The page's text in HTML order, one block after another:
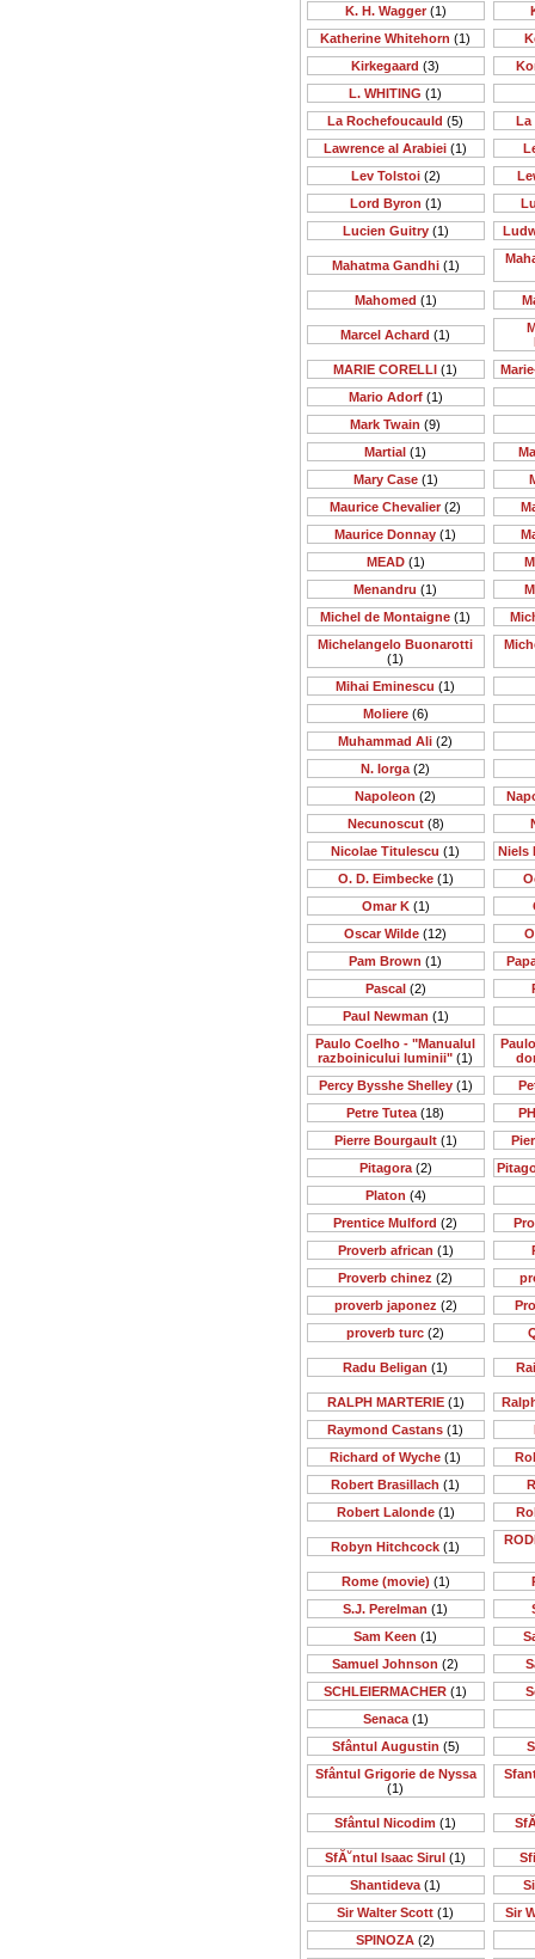
K. H. Wagger(1)
Katherine Whitehorn (1)
Kirkegaard (3)
L. WHITING (1)
La Rochefoucauld (5)
La
Lawrence al Arabiei (1)
Lev Tolstoi(2)
Lord Byron (1)
Lucien Guitry(1)
Mahatma Gandhi(1)
Mahomed (1)
Marcel Achard (1)
MARIE CORELLI (1)
Mario Adorf(1)
Mark Twain (9)
Martial (1)
Mary Case(1)
Maurice Chevalier (2)
Maurice Donnay (1)
MEAD(1)
Menandru (1)
Michel de Montaigne (1)
Michelangelo Buonarotti
(1)
Mihai Eminescu (1)
Moliere(6)
Muhammad Ali (2)
N. Iorga (2)
Napoleon (2)
Necunoscut(8)
Nicolae Titulescu (1)
Niels
O. D. Eimbecke(1)
Omar K(1)
Oscar Wilde (12)
Pam Brown (1)
Pascal(2)
Paul Newman (1)
Paulo Coelho - "Manualul
razboinicului luminii" (1)
Percy Bysshe Shelley(1)
Petre Tutea (18)
Pierre Bourgault(1)
Pitagora(2)
Platon (4)
Prentice Mulford (2)
Proverb african (1)
Proverb chinez (2)
proverb japonez (2)
proverb turc (2)
Radu Beligan (1)
RALPH MARTERIE(1)
Raymond Castans (1)
Richard of Wyche (1)
Robert Brasillach (1)
Robert Lalonde(1)
Robyn Hitchcock (1)
Rome (movie) (1)
S.J. Perelman (1)
Sam Keen (1)
Samuel Johnson (2)
SCHLEIERMACHER (1)
Senaca(1)
Sfântul Augustin (5)
Sfântul Grigorie de Nyssa
(1)
Sfântul Nicodim (1)
SfĂ˘ntul Isaac Sirul (1)
Shantideva (1)
Sir Walter Scott (1)
Sir
SPINOZA (2)